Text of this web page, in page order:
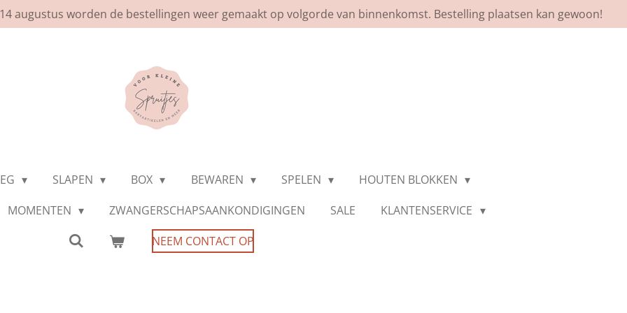
augustus worden de bestellingen weer gemaakt op volgorde van binnenkomst. Bestelling plaatsen kan gewoon!
SLAPEN BOX BEWAREN SPELEN
HOUTEN BLOKKEN
MOMENTEN ZWANGERSCHAPSAANKONDIGINGEN SALE
KLANTENSERVICE
NEEM CONTACT OP